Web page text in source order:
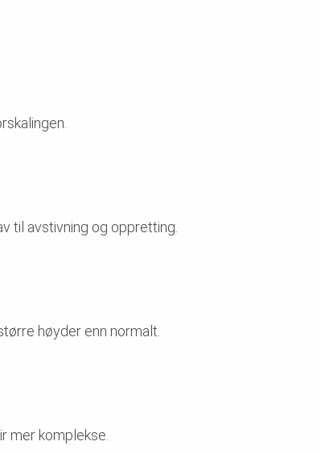
til avstivning og oppretting.
høyder enn normalt.
mer komplekse.